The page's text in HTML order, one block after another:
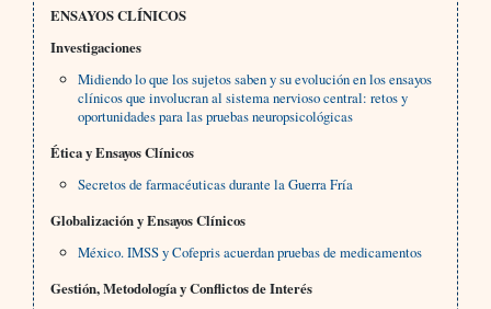
ENSAYOS CLÍNICOS
Investigaciones
Midiendo lo que los sujetos saben y su evolución en los ensayos
clínicos que involucran al sistema nervioso central: retos y
oportunidades para las pruebas neuropsicológicas
Ética y Ensayos Clínicos
Secretos de farmacéuticas durante la Guerra Fría
Globalización y Ensayos Clínicos
México. IMSS y Cofepris acuerdan pruebas de medicamentos
Gestión, Metodología y Conflictos de Interés